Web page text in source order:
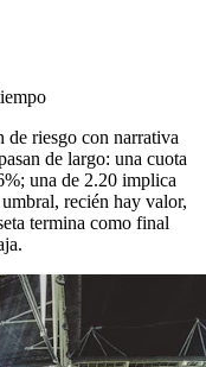
de riesgo con narrativa
de largo: una cuota
una de 2.20 implica
recién hay valor,
termina como final